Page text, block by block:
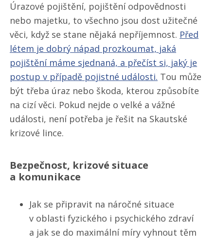
Úrazové pojištění, pojištění odpovědnosti
nebo majetku, to všechno jsou dost užitečné
věci, když se stane nějaká nepříjemnost. Před
létem je dobrý nápad prozkoumat, jaká
pojištění máme sjednaná, a přečíst si, jaký je
postup v případě pojistné události. Tou může
být třeba úraz nebo škoda, kterou způsobíte
na cizí věci. Pokud nejde o velké a vážné
události, není potřeba je řešit na Skautské
krizové lince.
Bezpečnost, krizové situace
a komunikace
Jak se připravit na náročné situace
v oblasti fyzického i psychického zdraví
a jak se do maximální míry vyhnout těm